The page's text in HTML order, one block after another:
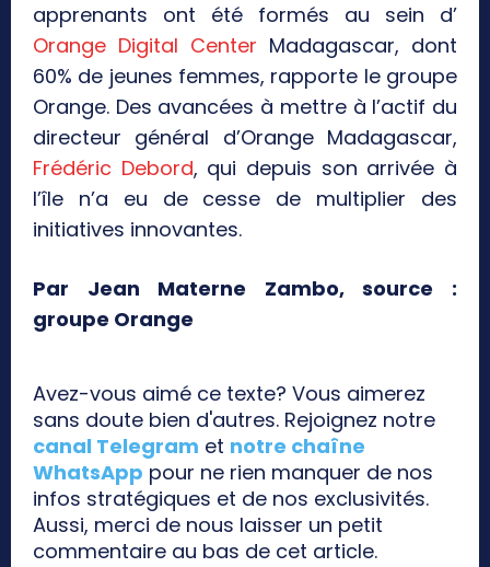
apprenants ont été formés au sein d’
Orange Digital Center Madagascar, dont
60% de jeunes femmes, rapporte le groupe
Orange. Des avancées à mettre à l’actif du
directeur général d’Orange Madagascar,
Frédéric Debord, qui depuis son arrivée à
l’île n’a eu de cesse de multiplier des
initiatives innovantes.
Par Jean Materne Zambo, source :
groupe Orange
Avez-vous aimé ce texte? Vous aimerez
sans doute bien d'autres. Rejoignez notre
canal Telegram et notre chaîne
WhatsApp pour ne rien manquer de nos
infos stratégiques et de nos exclusivités.
Aussi, merci de nous laisser un petit
commentaire au bas de cet article.